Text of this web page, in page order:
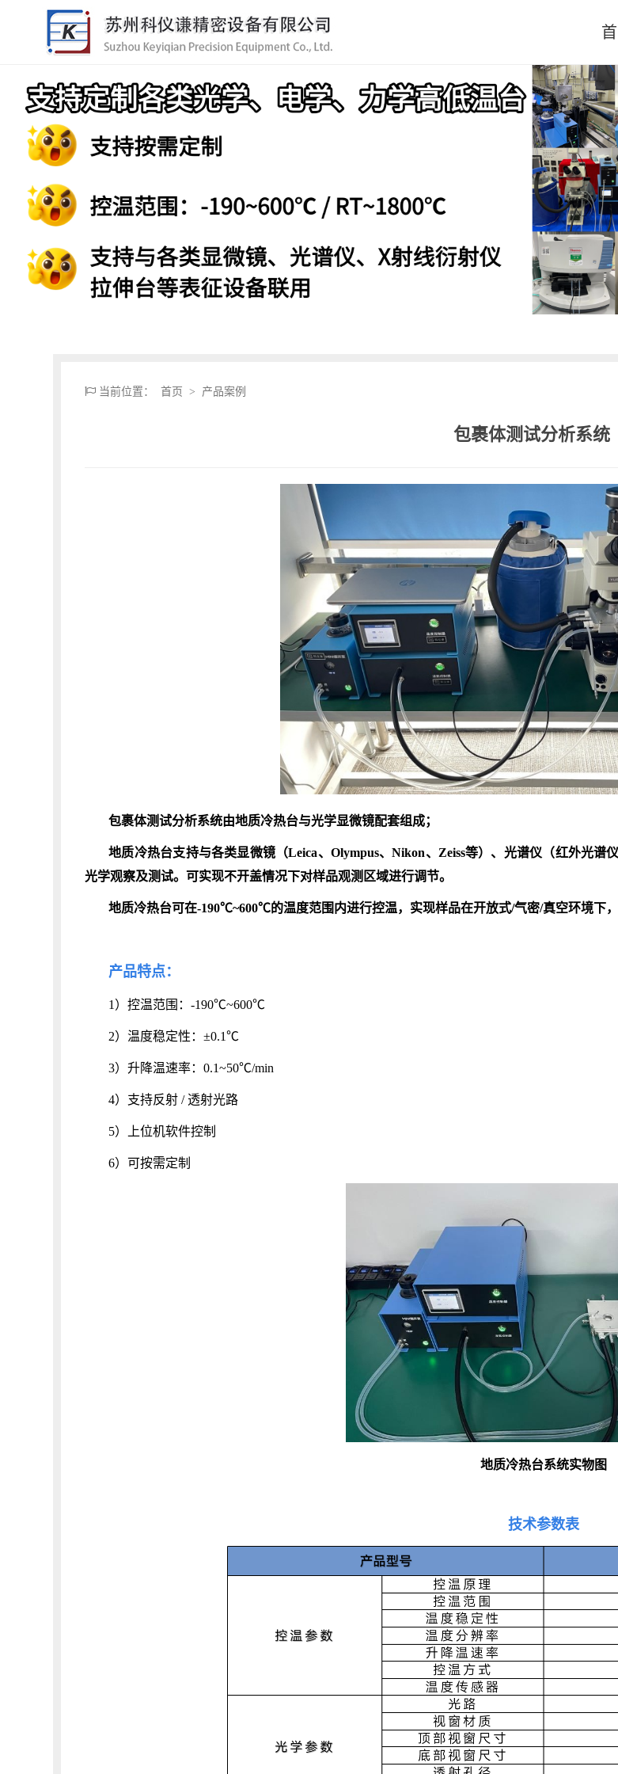
当前位置： 首页 > 产品案例
包裹体测试分析系统
包裹体测试分析系统由地质冷热台与光学显微镜配套组成；
地质冷热台支持与各类显微镜（Leica、Olympus、Nikon、Zeiss等）、光谱仪（红外光
光学观察及测试。可实现不开盖情况下对样品观测区域进行调节。
地质冷热台可在-190℃~600℃的温度范围内进行控温，实现样品在开放式/气密/真空环境下
产品特点：
1）控温范围：-190℃~600℃
2）温度稳定性：±0.1℃
3）升降温速率：0.1~50℃/min
4）支持反射 / 透射光路
5）上位机软件控制
6）可按需定制
地质冷热台系统实物图
技术参数表